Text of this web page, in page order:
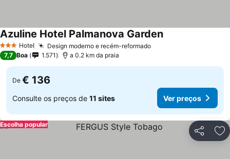
3 EstrelasHotel Design moderno e recém-reformado
Azuline Hotel Palmanova Garden
7,7 Boa 1.571 a 0.2 km da praia
De € 136
Consulte os preços de 11 sites Ver preços
Partilhar
Escolha popular